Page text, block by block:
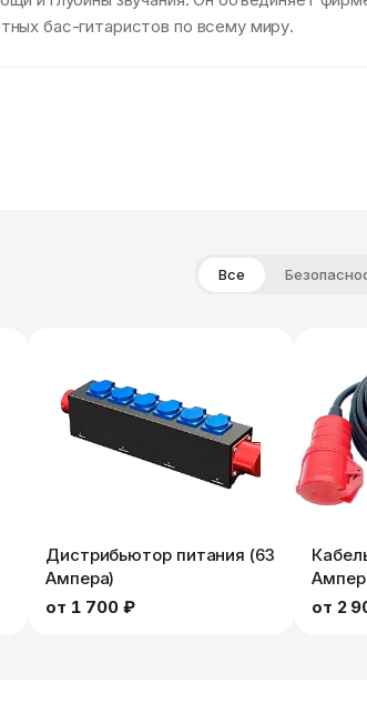
бас-гитаристов по всему миру.
Все
Дистрибьютор питания (63
Ампера)
от 1 700 ₽
от 2